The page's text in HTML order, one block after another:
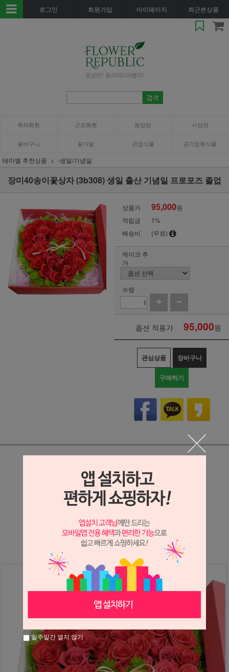
로그인 회원가입 마이페이지 최근본상품
축하화환 근조화환 동양란 서양란
꽃바구니 꽃다발 관엽식물 공기정화식물
테마별 추천상품 -생일/기념일
장미40송이꽃상자 (3b308) 생일 출산 기념일 프로포즈 졸업
상품가 95,000원
적립금
1%
배송비
(무료)
케이크 추
가
수량
옵션 적용가 95,000원
관심상품 장바구니
구매하기
상세정보 새창 열기
상세 정보를 확대해 보실 수 있습니다.
※ 필독해주세요 ※
장미는 시세 변동에 따라 가격이 달라질 수 있으니
문의 후 주문 바랍니다.
일주일간 열지 않기